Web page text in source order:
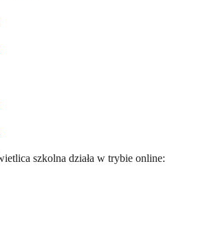
szkolna działa w trybie online: